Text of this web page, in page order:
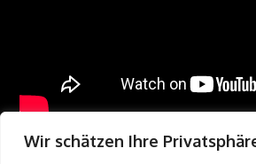
Wir schätzen Ihre